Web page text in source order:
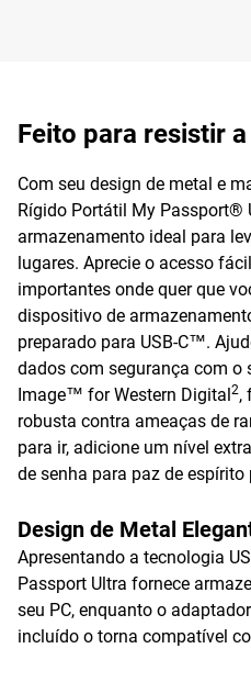
Feito para resistir
Com seu design de metal e
Rígido Portátil My Passport®
armazenamento ideal para
lugares. Aprecie o acesso
importantes onde quer que
dispositivo de
preparado para USB-C™.
dados com segurança com
Image™ for Western Digital2,
robusta contra ameaças de
para ir, adicione um nível
de senha para paz de
Design de Metal
Apresentando a tecnologia
Passport Ultra fornece
seu PC, enquanto o
incluído o torna compatível